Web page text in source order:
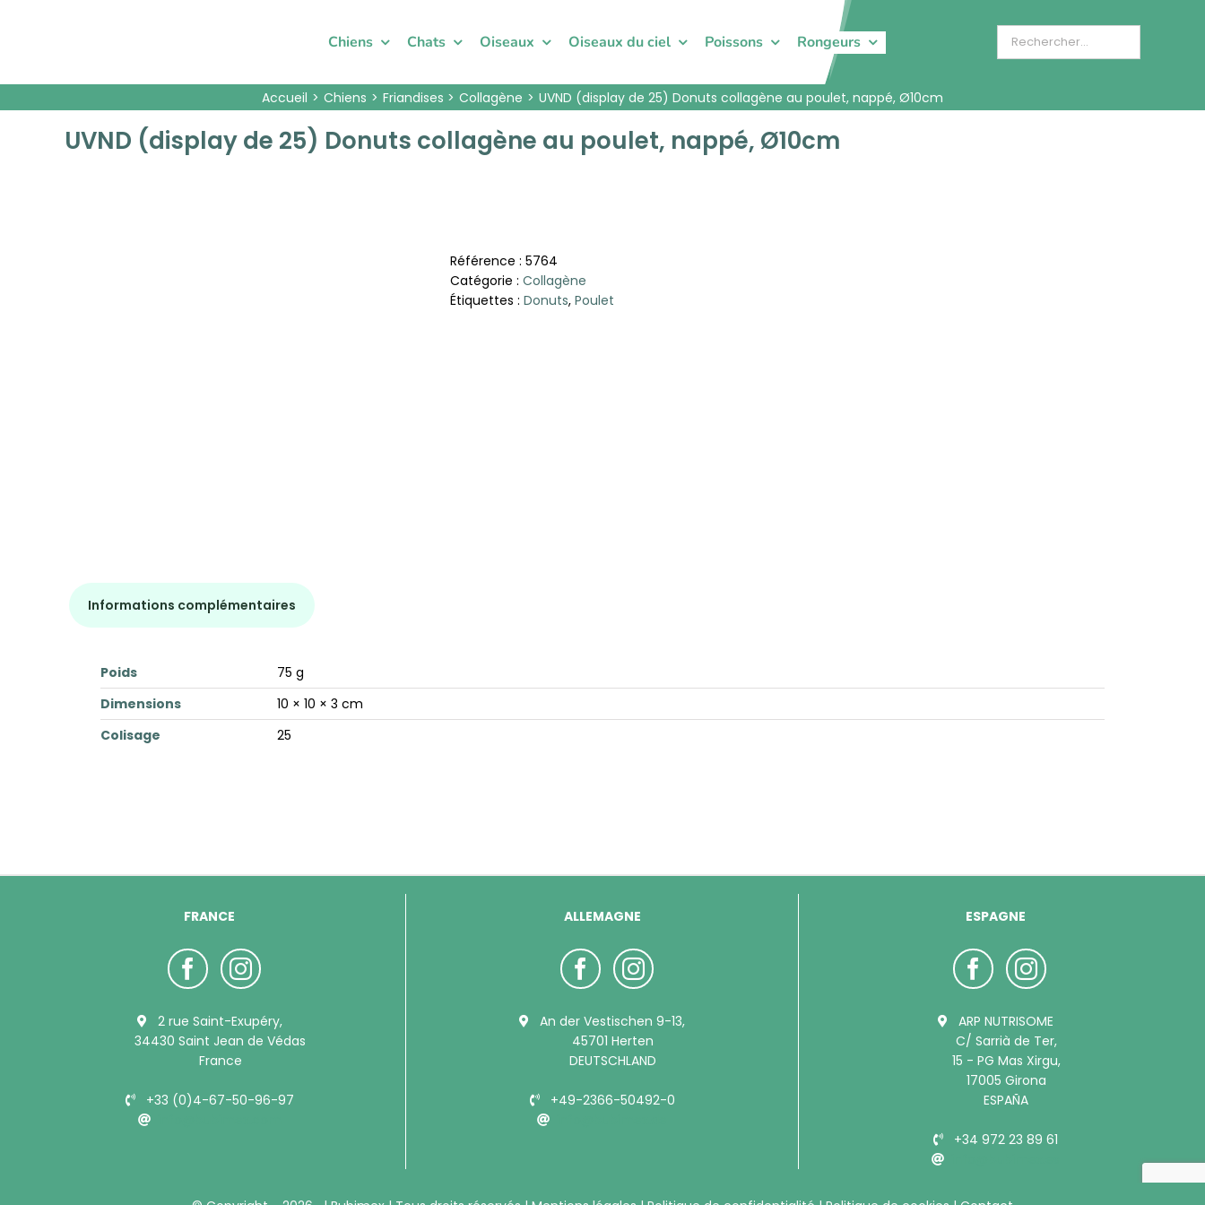
Chiens Chats Oiseaux Oiseaux du ciel Poissons Rongeurs
Accueil Chiens Friandises Collagène UVND (display de 25) Donuts collagène au poulet, nappé, Ø10cm
UVND (display de 25) Donuts collagène au poulet, nappé, Ø10cm
Référence : 5764
Catégorie : Collagène
Étiquettes : Donuts, Poulet
Informations complémentaires
Poids
75 g
Dimensions
10 × 10 × 3 cm
Colisage
25
FRANCE
2 rue Saint-Exupéry,
34430 Saint Jean de Védas
France
+33 (0)4-67-50-96-97
ALLEMAGNE
An der Vestischen 9-13,
45701 Herten
DEUTSCHLAND
+49-2366-50492-0
ESPAGNE
ARP NUTRISOME
C/ Sarrià de Ter,
15 - PG Mas Xirgu,
17005 Girona
ESPAÑA
+34 972 23 89 61